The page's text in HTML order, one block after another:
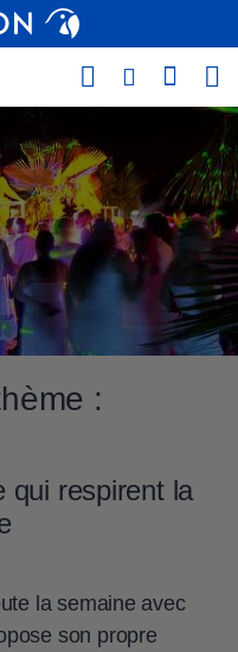
:
qui respirent la
la semaine avec
son propre